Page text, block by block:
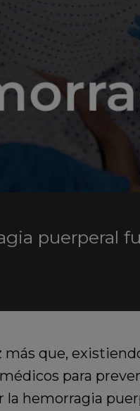
puerperal
más que,
para
hemorragia